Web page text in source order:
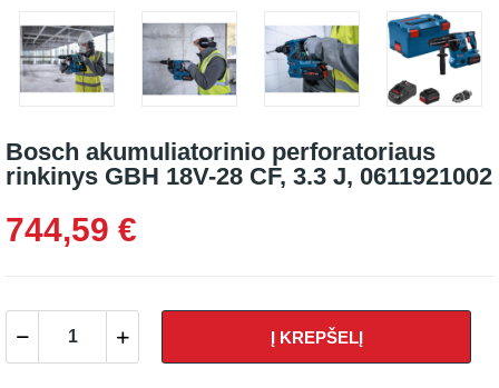
Bosch akumuliatorinio perforatoriaus
rinkinys GBH 18V-28 CF, 3.3 J, 0611921002
744,59 €
Į KREPŠELĮ